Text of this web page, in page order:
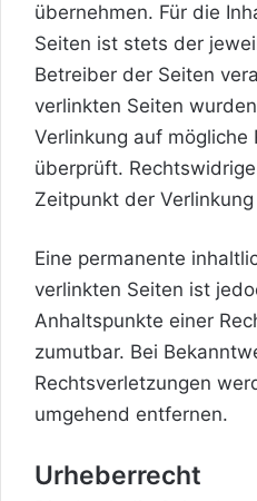
übernehmen. Für die
Seiten ist stets der
Betreiber der Seiten
verlinkten Seiten
Verlinkung auf mögliche
überprüft.
Zeitpunkt der
Eine permanente
verlinkten Seiten ist
Anhaltspunkte einer
zumutbar. Bei
Rechtsverletzungen
umgehend entfernen.
Urheberrecht